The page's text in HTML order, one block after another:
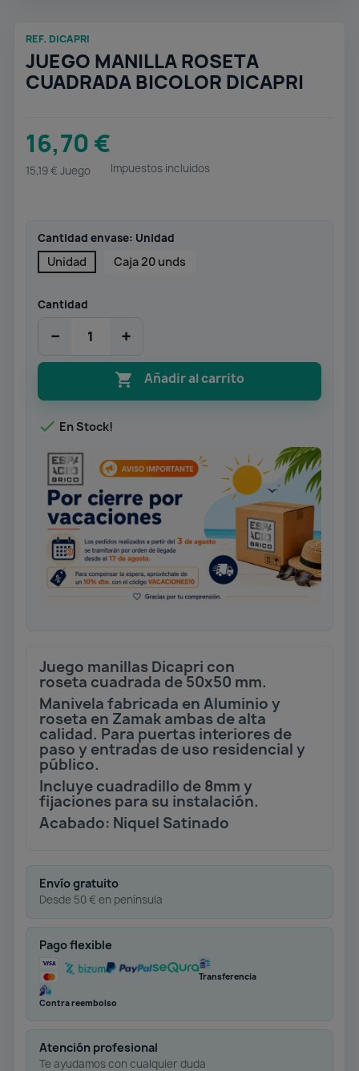
REF. DICAPRI
JUEGO MANILLA ROSETA
CUADRADA BICOLOR DICAPRI
16,70 €
15,19 € Juego Impuestos incluidos
Cantidad envase: Unidad
Unidad Caja 20 unds
Cantidad
− +
 Añadir al carrito
 En Stock!
Juego manillas Dicapri con
roseta cuadrada de 50x50 mm.
Manivela fabricada en Aluminio y
roseta en Zamak ambas de alta
calidad. Para puertas interiores de
paso y entradas de uso residencial y
público.
Incluye cuadradillo de 8mm y
fijaciones para su instalación.
Acabado: Niquel Satinado
Envío gratuito
Desde 50 € en península
Pago flexible
Transferencia
Contra reembolso
Atención profesional
Te ayudamos con cualquier duda